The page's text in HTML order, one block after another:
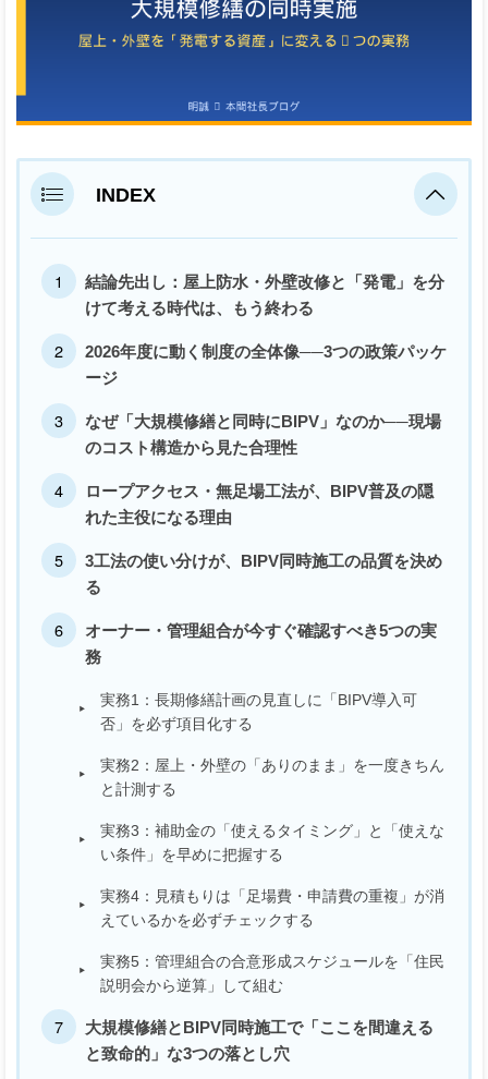
INDEX
結論先出し：屋上防水・外壁改修と「発電」を分
けて考える時代は、もう終わる
2026年度に動く制度の全体像──3つの政策パッケ
ージ
なぜ「大規模修繕と同時にBIPV」なのか──現場
のコスト構造から見た合理性
ロープアクセス・無足場工法が、BIPV普及の隠
れた主役になる理由
3工法の使い分けが、BIPV同時施工の品質を決め
る
オーナー・管理組合が今すぐ確認すべき5つの実
務
実務1：長期修繕計画の見直しに「BIPV導入可
否」を必ず項目化する
実務2：屋上・外壁の「ありのまま」を一度きちん
と計測する
実務3：補助金の「使えるタイミング」と「使えな
い条件」を早めに把握する
実務4：見積もりは「足場費・申請費の重複」が消
えているかを必ずチェックする
実務5：管理組合の合意形成スケジュールを「住民
説明会から逆算」して組む
大規模修繕とBIPV同時施工で「ここを間違える
と致命的」な3つの落とし穴